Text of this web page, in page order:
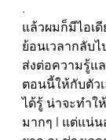
.
แล้วผมก็มีไอเดี
ย้อนเวลากลับไ
ส่งต่อความรู้แ
ตอนนี้ให้กับตัว
ได้รู้ น่าจะทำใ
มากๆ l แต่แน่